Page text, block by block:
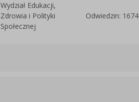
Wydział Edukacji,
Zdrowia i Polityki
Społecznej
Odwiedzin: 1674